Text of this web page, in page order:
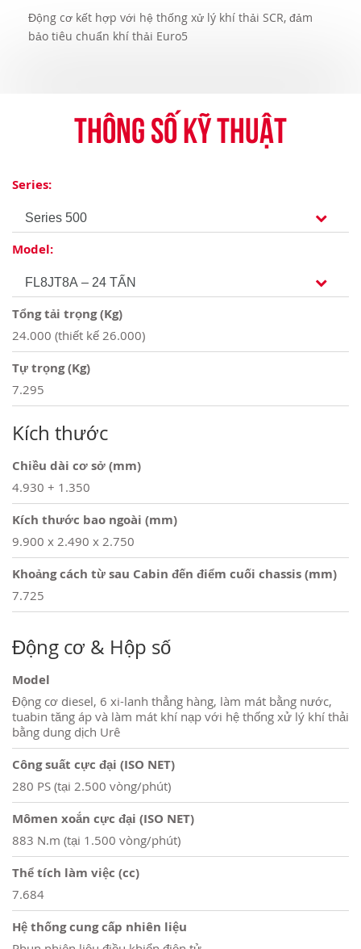
Động cơ kết hợp với hệ thống xử lý khí thải SCR, đảm
bảo tiêu chuẩn khí thải Euro5
Thông số kỹ thuật
Series:
Model:
Tổng tải trọng (Kg)
24.000 (thiết kế 26.000)
Tự trọng (Kg)
7.295
Kích thước
Chiều dài cơ sở (mm)
4.930 + 1.350
Kích thước bao ngoài (mm)
9.900 x 2.490 x 2.750
Khoảng cách từ sau Cabin đến điểm cuối chassis (mm)
7.725
Động cơ & Hộp số
Model
Động cơ diesel, 6 xi-lanh thẳng hàng, làm mát bằng nước,
tuabin tăng áp và làm mát khí nạp với hệ thống xử lý khí thải
bằng dung dịch Urê
Công suất cực đại (ISO NET)
280 PS (tại 2.500 vòng/phút)
Mômen xoắn cực đại (ISO NET)
883 N.m (tại 1.500 vòng/phút)
Thể tích làm việc (cc)
7.684
Hệ thống cung cấp nhiên liệu